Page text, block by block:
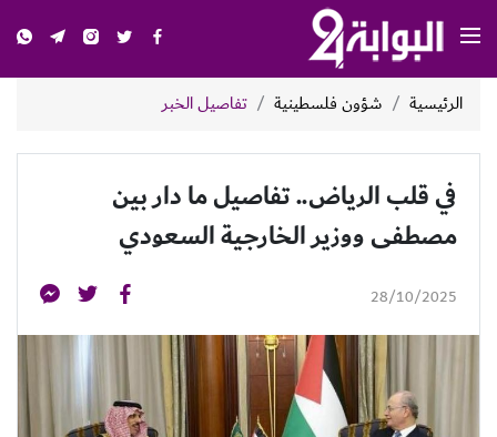
الرئيسية شؤون فلسطينية تفاصيل الخبر
في قلب الرياض.. تفاصيل ما دار بين
مصطفى ووزير الخارجية السعودي
28/10/2025